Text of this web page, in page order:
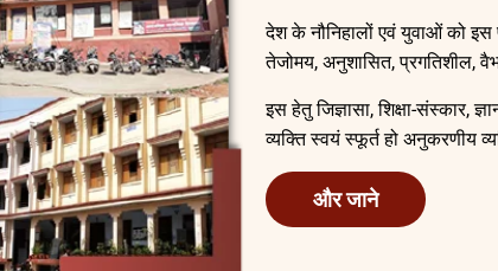
देश के नौनिहालों एवं युवाओं को इस
तेजोमय, अनुशासित, प्रगतिशील,
इस हेतु जिज्ञासा, शिक्षा-संस्कार,
व्यक्ति स्वयं स्फूर्त हो अनुकरणीय
और जाने